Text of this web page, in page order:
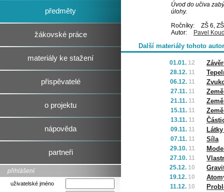
předměty
žákovské práce
materiály ke stažení
přispěvatelé
o projektu
nápověda
partneři
přihlášení
uživatelské jméno
Úvod do učiva
úlohy.
Ročníky:
ZŠ 6,
Autor:
Pavel
Další materiály tohoto
01.01. 12
28.12. 11
06.12. 11
27.11. 11
21.11. 11
15.11. 11
13.11. 11
09.11. 11
07.11. 11 Síla
29.10. 11
27.10. 11
25.12. 10
19.12. 10
11.12. 10